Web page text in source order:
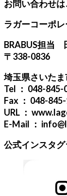
お問い合わせ
ラガーコーポ
BRABUS担当
〒338-0836
埼玉県さいた
Tel ： 048-845-
Fax ： 048-
URL ：
E-Mail ：
公式インスタ